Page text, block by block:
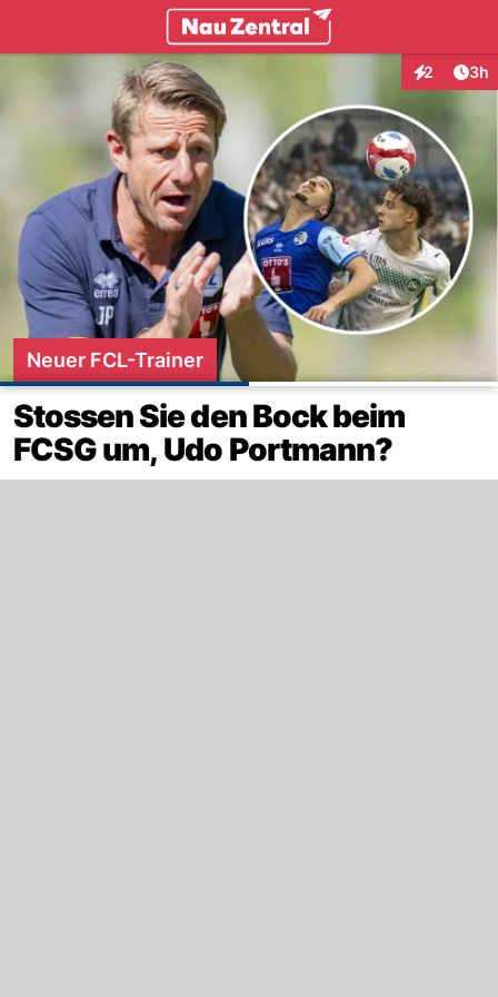
Startseite 2 3h
Neuer FCL-Trainer
Stossen Sie den Bock beim
FCSG um, Udo Portmann?